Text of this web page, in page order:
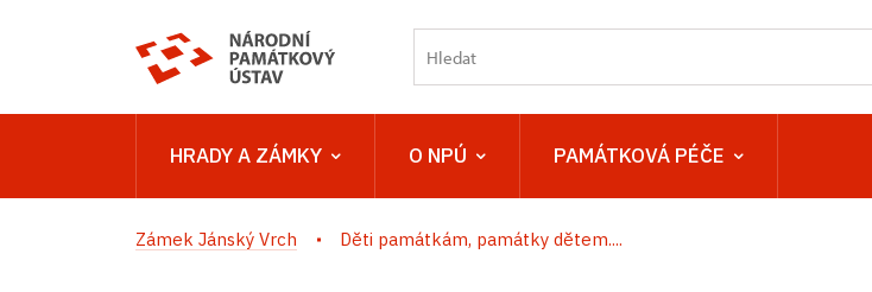
HRADY A ZÁMKY O NPÚ PAMÁTKOVÁ PÉČE
Zámek Jánský Vrch Děti památkám, památky dětem....